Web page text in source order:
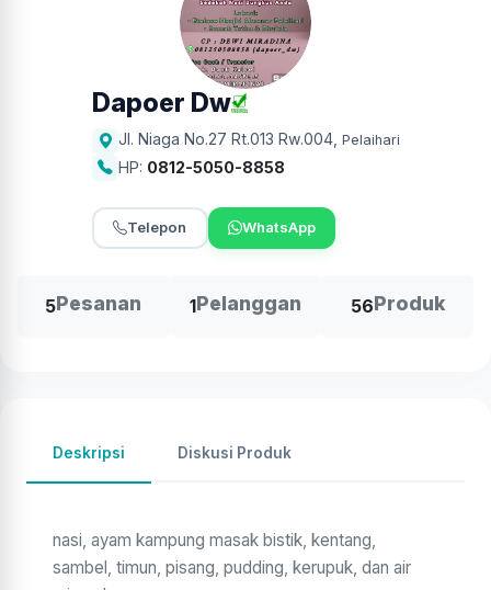
Dapoer Dw
Jl. Niaga No.27 Rt.013 Rw.004, Pelaihari
HP: 0812-5050-8858
Telepon WhatsApp
5Pesanan 1Pelanggan 56Produk
Deskripsi Diskusi Produk
nasi, ayam kampung masak bistik, kentang,
sambel, timun, pisang, pudding, kerupuk, dan air